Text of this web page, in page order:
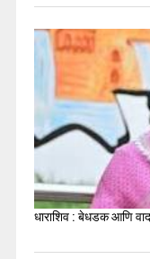
धाराशिव : बेधडक आणि